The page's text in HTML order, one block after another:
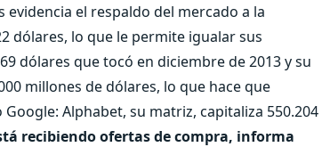
el respaldo del mercado a la
dólares, lo que le permite igualar sus
dólares que tocó en diciembre de 2013 y su
millones de dólares, lo que hace que
Alphabet, su matriz, capitaliza 550.204
recibiendo ofertas de compra, informa